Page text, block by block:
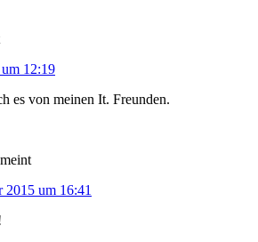
12:19
es von meinen It. Freunden.
meint
2015 um 16:41